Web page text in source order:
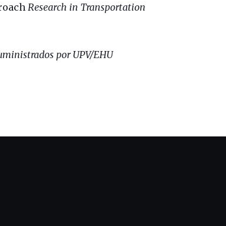
Research in Transportation
por UPV/EHU